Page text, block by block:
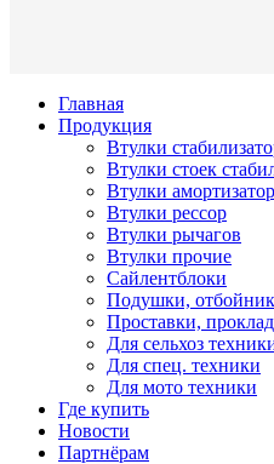
Главная
Продукция
Втулки
Втулки стоек
Втулки
Втулки рессор
Втулки рычагов
Втулки прочие
Сайлентблоки
Подушки,
Проставки,
Для сельхоз
Для спец. техники
Для мото техники
Где купить
Новости
Партнёрам